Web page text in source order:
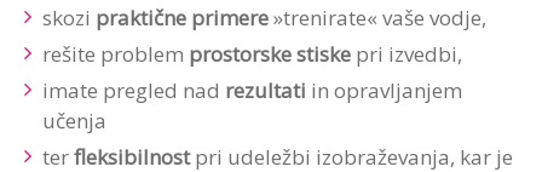
skozi praktične primere»trenirate« vaše vodje,
rešite problem prostorske stiske pri izvedbi,
imate pregled nad rezultati in opravljanjem
učenja
terfleksibilnostpri udeležbi izobraževanja, kar je